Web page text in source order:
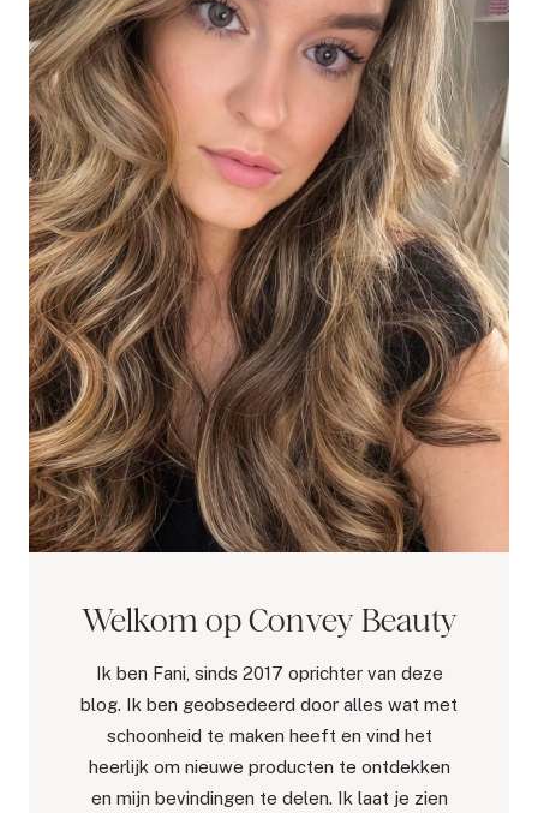
VORMVAZEN
(LOVE
VASE)
Welkom op Convey Beauty
Ik ben Fani, sinds 2017 oprichter van deze
blog. Ik ben geobsedeerd door alles wat met
schoonheid te maken heeft en vind het
heerlijk om nieuwe producten te ontdekken
en mijn bevindingen te delen. Ik laat je zien